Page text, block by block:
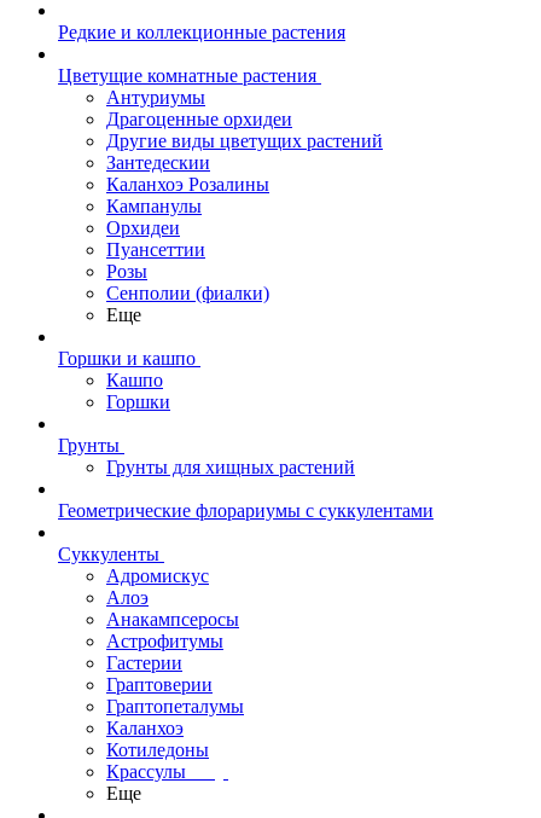
Редкие и коллекционные растения
Цветущие комнатные растения
Антуриумы
Драгоценные орхидеи
Другие виды цветущих растений
Зантедескии
Каланхоэ Розалины
Кампанулы
Орхидеи
Пуансеттии
Розы
Сенполии (фиалки)
Еще
Горшки и кашпо
Кашпо
Горшки
Грунты
Грунты для хищных растений
Геометрические флорариумы с суккулентами
Суккуленты
Адромискус
Алоэ
Анакампсеросы
Астрофитумы
Гастерии
Граптоверии
Граптопеталумы
Каланхоэ
Котиледоны
Крассулы
Еще